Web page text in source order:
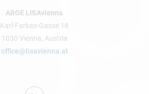
ARGE LISAvienna
Karl-Farkas-Gasse 18
1030 Vienna, Austria
office@lisavienna.at